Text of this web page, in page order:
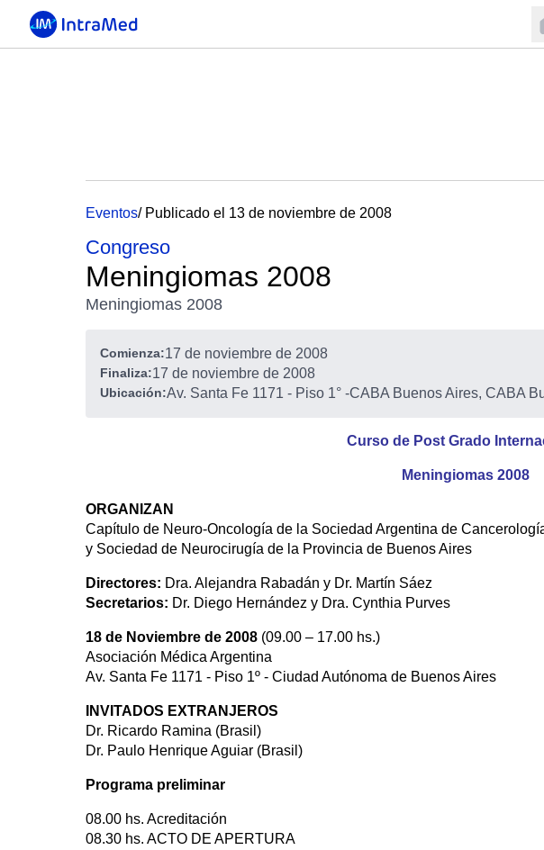
Eventos/ Publicado el 13 de noviembre de 2008
Congreso
Meningiomas 2008
Meningiomas 2008
Comienza:17 de noviembre de 2008
Finaliza:17 de noviembre de 2008
Ubicación:Av. Santa Fe 1171 - Piso 1° -CABA Buenos Aires, CABA
Curso de Post Grado
Meningiomas 2008
ORGANIZAN
Capítulo de Neuro-Oncología de la Sociedad Argentina de
y Sociedad de Neurocirugía de la Provincia de Buenos Aires
Directores: Dra. Alejandra Rabadán y Dr. Martín Sáez
Secretarios: Dr. Diego Hernández y Dra. Cynthia Purves
18 de Noviembre de 2008 (09.00 – 17.00 hs.)
Asociación Médica Argentina
Av. Santa Fe 1171 - Piso 1º - Ciudad Autónoma de Buenos Aires
INVITADOS EXTRANJEROS
Dr. Ricardo Ramina (Brasil)
Dr. Paulo Henrique Aguiar (Brasil)
Programa preliminar
08.00 hs. Acreditación
08.30 hs. ACTO DE APERTURA